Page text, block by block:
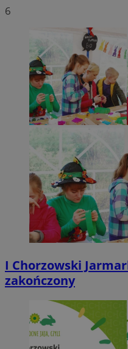
6
I Chorzowski
zakończony